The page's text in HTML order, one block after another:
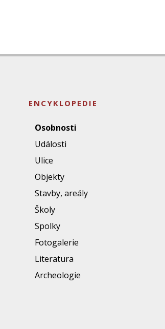
ENCYKLOPEDIE
Osobnosti
Události
Ulice
Objekty
Stavby, areály
Školy
Spolky
Fotogalerie
Literatura
Archeologie